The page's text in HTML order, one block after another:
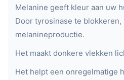
Melanine geeft kleur aan uw
Door tyrosinase te
melanineproductie.
Het maakt donkere vlekken
Het helpt een onregelmatige